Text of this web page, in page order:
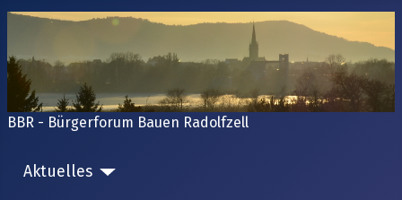
BBR - Bürgerforum Bauen Radolfzell
Aktuelles